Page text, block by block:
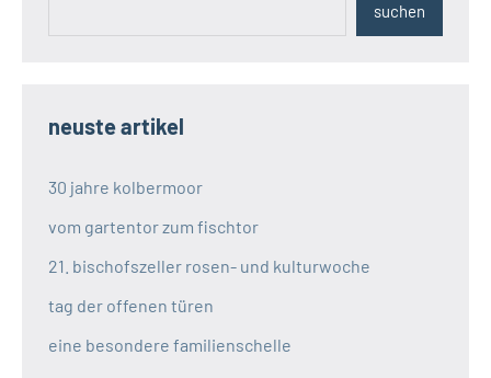
suchen
neuste artikel
30 jahre kolbermoor
vom gartentor zum fischtor
21. bischofszeller rosen- und kulturwoche
tag der offenen türen
eine besondere familienschelle